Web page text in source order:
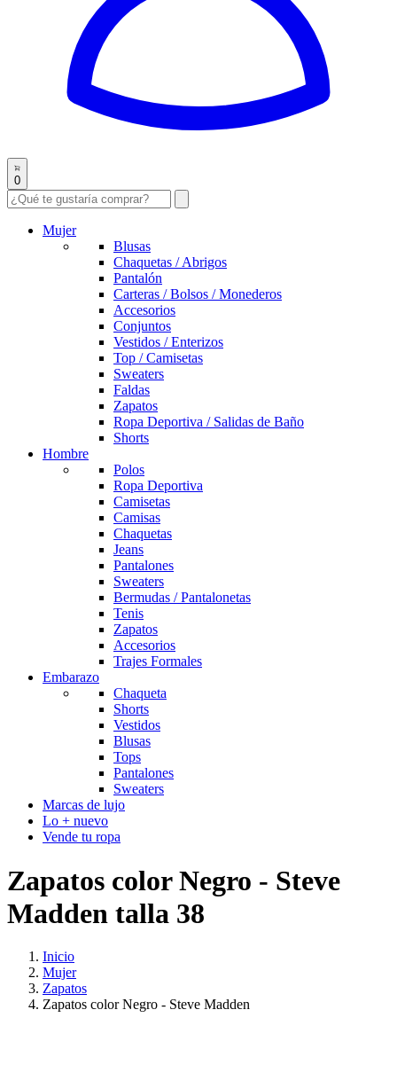
0
Mujer
Blusas
Chaquetas / Abrigos
Pantalón
Carteras / Bolsos / Monederos
Accesorios
Conjuntos
Vestidos / Enterizos
Top / Camisetas
Sweaters
Faldas
Zapatos
Ropa Deportiva / Salidas de Baño
Shorts
Hombre
Polos
Ropa Deportiva
Camisetas
Camisas
Chaquetas
Jeans
Pantalones
Sweaters
Bermudas / Pantalonetas
Tenis
Zapatos
Accesorios
Trajes Formales
Embarazo
Chaqueta
Shorts
Vestidos
Blusas
Tops
Pantalones
Sweaters
Marcas de lujo
Lo + nuevo
Vende tu ropa
Zapatos color Negro - Steve
Madden talla 38
Inicio
Mujer
Zapatos
Zapatos color Negro - Steve Madden